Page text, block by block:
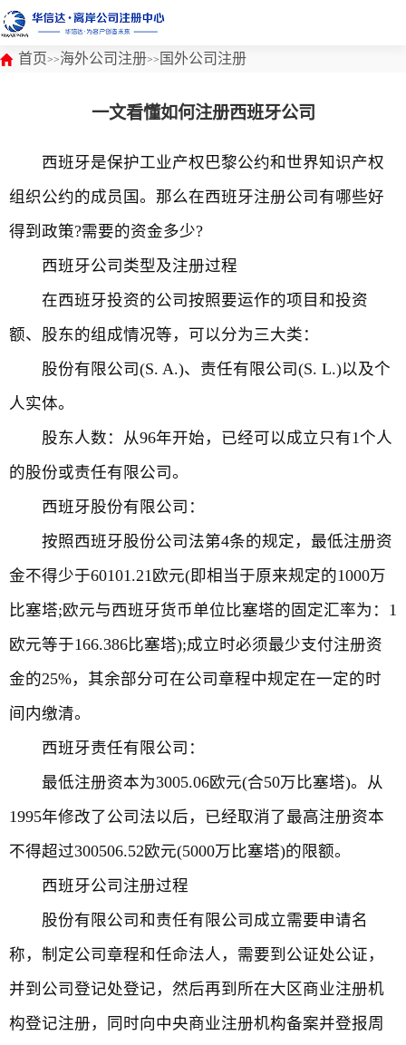
首页>>海外公司注册>> 国外公司注册
一文看懂如何注册西班牙公司
西班牙是保护工业产权巴黎公约和世界知识产权
组织公约的成员国。那么在西班牙注册公司有哪些好
得到政策?需要的资金多少?
西班牙公司类型及注册过程
在西班牙投资的公司按照要运作的项目和投资
额、股东的组成情况等，可以分为三大类：
股份有限公司(S. A.)、责任有限公司(S. L.)以及个
人实体。
股东人数：从96年开始，已经可以成立只有1个人
的股份或责任有限公司。
西班牙股份有限公司：
按照西班牙股份公司法第4条的规定，最低注册资
金不得少于60101.21欧元(即相当于原来规定的1000万
比塞塔;欧元与西班牙货币单位比塞塔的固定汇率为：1
欧元等于166.386比塞塔);成立时必须最少支付注册资
金的25%，其余部分可在公司章程中规定在一定的时
间内缴清。
西班牙责任有限公司：
最低注册资本为3005.06欧元(合50万比塞塔)。从
1995年修改了公司法以后，已经取消了最高注册资本
不得超过300506.52欧元(5000万比塞塔)的限额。
西班牙公司注册过程
股份有限公司和责任有限公司成立需要申请名
称，制定公司章程和任命法人，需要到公证处公证，
并到公司登记处登记，然后再到所在大区商业注册机
构登记注册，同时向中央商业注册机构备案并登报周